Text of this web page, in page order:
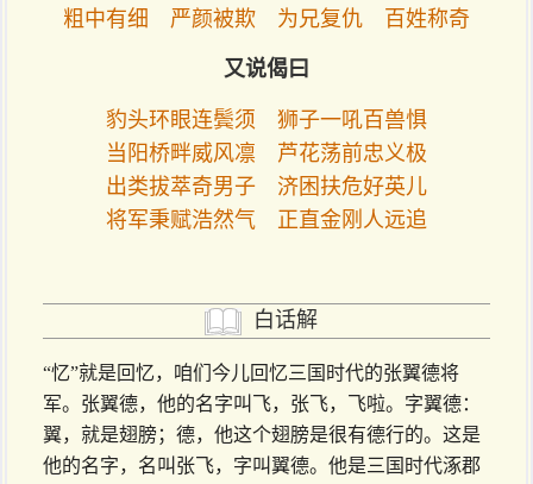
粗中有细 严颜被欺 为兄复仇 百姓称奇
又说偈曰
豹头环眼连鬓须 狮子一吼百兽惧
当阳桥畔威风凛 芦花荡前忠义极
出类拔萃奇男子 济困扶危好英儿
将军秉赋浩然气 正直金刚人远追
白话解
“忆”就是回忆，咱们今儿回忆三国时代的张翼德将
军。张翼德，他的名字叫飞，张飞，飞啦。字翼德：
翼，就是翅膀；德，他这个翅膀是很有德行的。这是
他的名字，名叫张飞，字叫翼德。他是三国时代涿郡